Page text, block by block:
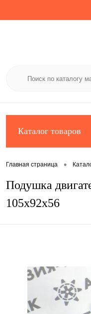
Каталог товаров
Главная страница •
Подушка
105x92x56